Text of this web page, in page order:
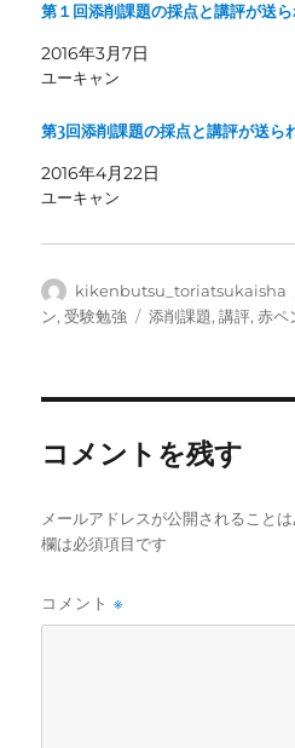
第１回添削課題の採点と講評が送
2016年3月7日
ユーキャン
第3回添削課題の採点と講評が送ら
2016年4月22日
ユーキャン
投
稿
kikenbutsu_toriatsukaisha
ン,受験勉強
タ
添削課題,講評,赤ペ
コメントを残す
メールアドレスが公開されることは
欄は必須項目です
コメント※